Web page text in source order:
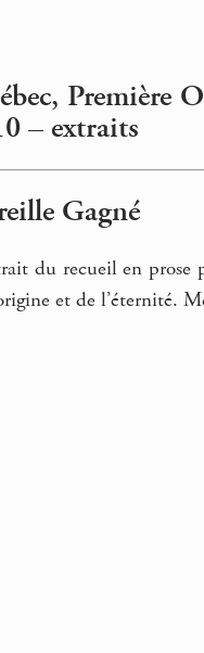
Première
– extraits
Gagné
du recueil en prose
et de l’éternité.